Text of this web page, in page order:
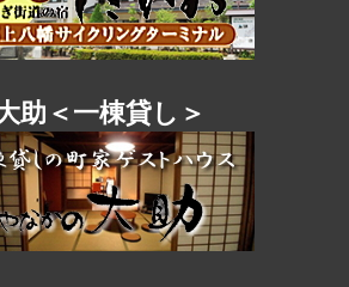
助＜一棟貸し＞